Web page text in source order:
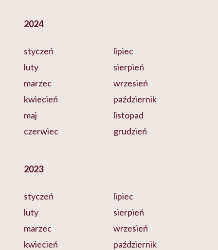
2024
styczeń
luty
marzec
kwiecień
maj
czerwiec
lipiec
sierpień
wrzesień
październik
listopad
grudzień
2023
styczeń
luty
marzec
kwiecień
lipiec
sierpień
wrzesień
październik